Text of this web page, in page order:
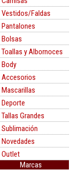
Vestidos/Faldas
Pantalones
Bolsas
Toallas y Albornoces
Body
Accesorios
Mascarillas
Deporte
Tallas Grandes
Sublimación
Novedades
Outlet
Marcas